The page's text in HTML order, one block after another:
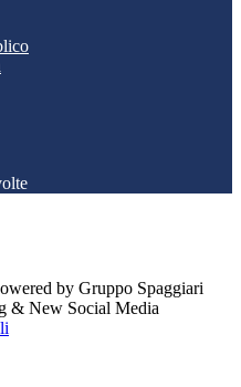
by Gruppo Spaggiari
& New Social Media